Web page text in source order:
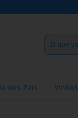
dos Pais Vinhos